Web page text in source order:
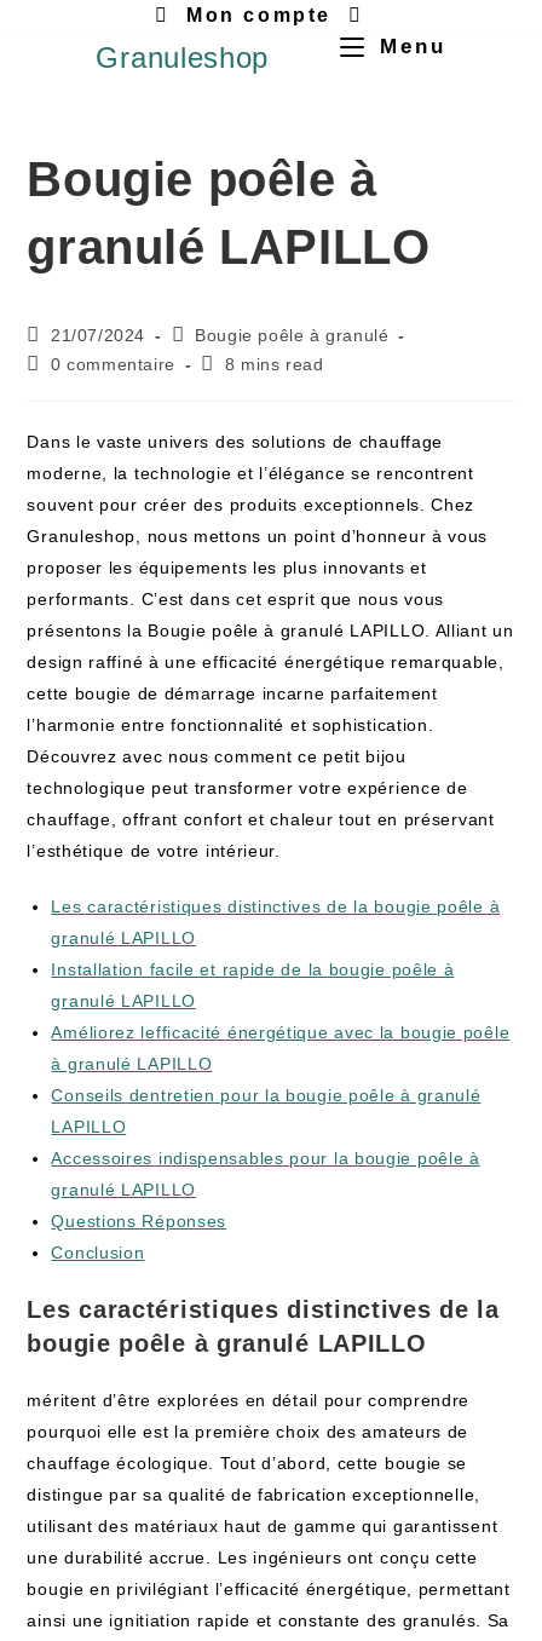
Mon compte
Granuleshop Menu
Bougie poêle à
granulé LAPILLO
21/07/2024
Bougie poêle à granulé
0 commentaire
8 mins read
Dans le vaste univers des solutions de chauffage
moderne, la technologie et l’élégance se rencontrent
souvent pour créer des produits exceptionnels. Chez
Granuleshop, nous mettons un point d’honneur à vous
proposer les équipements les plus innovants et
performants. C’est dans cet esprit que nous vous
présentons la Bougie poêle à granulé LAPILLO. Alliant un
design raffiné à une efficacité énergétique remarquable,
cette bougie de démarrage incarne parfaitement
l’harmonie entre fonctionnalité et sophistication.
Découvrez avec nous comment ce petit bijou
technologique peut transformer votre expérience de
chauffage, offrant confort et chaleur tout en préservant
l’esthétique de votre intérieur.
Les caractéristiques distinctives de la bougie poêle à
granulé LAPILLO
Installation facile et rapide de la bougie poêle à
granulé LAPILLO
Améliorez lefficacité énergétique avec la bougie poêle
à granulé LAPILLO
Conseils dentretien pour la bougie poêle à granulé
LAPILLO
Accessoires indispensables pour la bougie poêle à
granulé LAPILLO
Questions Réponses
Conclusion
Les caractéristiques distinctives de la
bougie poêle à granulé LAPILLO
méritent d’être explorées en détail pour comprendre
pourquoi elle est la première choix des amateurs de
chauffage écologique. Tout d’abord, cette bougie se
distingue par sa qualité de fabrication exceptionnelle,
utilisant des matériaux haut de gamme qui garantissent
une durabilité accrue. Les ingénieurs ont conçu cette
bougie en privilégiant l’efficacité énergétique, permettant
ainsi une ignitiation rapide et constante des granulés. Sa